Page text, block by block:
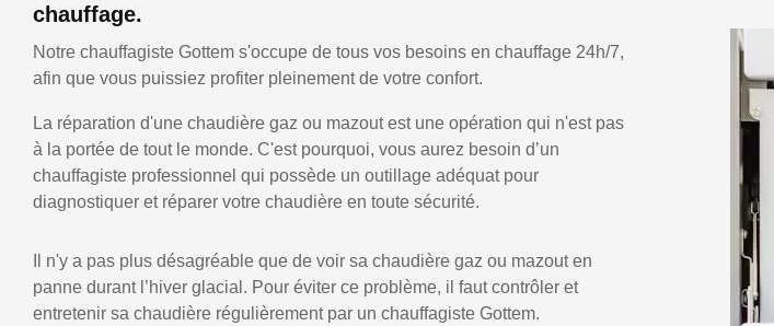
chauffage.
Notre chauffagiste Gottem s'occupe de tous vos besoins en chauffage 24h/7,
afin que vous puissiez profiter pleinement de votre confort.
La réparation d'une chaudière gaz ou mazout est une opération qui n'est pas
à la portée de tout le monde. C'est pourquoi, vous aurez besoin d’un
chauffagiste professionnel qui possède un outillage adéquat pour
diagnostiquer et réparer votre chaudière en toute sécurité.
Il n'y a pas plus désagréable que de voir sa chaudière gaz ou mazout en
panne durant l’hiver glacial. Pour éviter ce problème, il faut contrôler et
entretenir sa chaudière régulièrement par un chauffagiste Gottem.